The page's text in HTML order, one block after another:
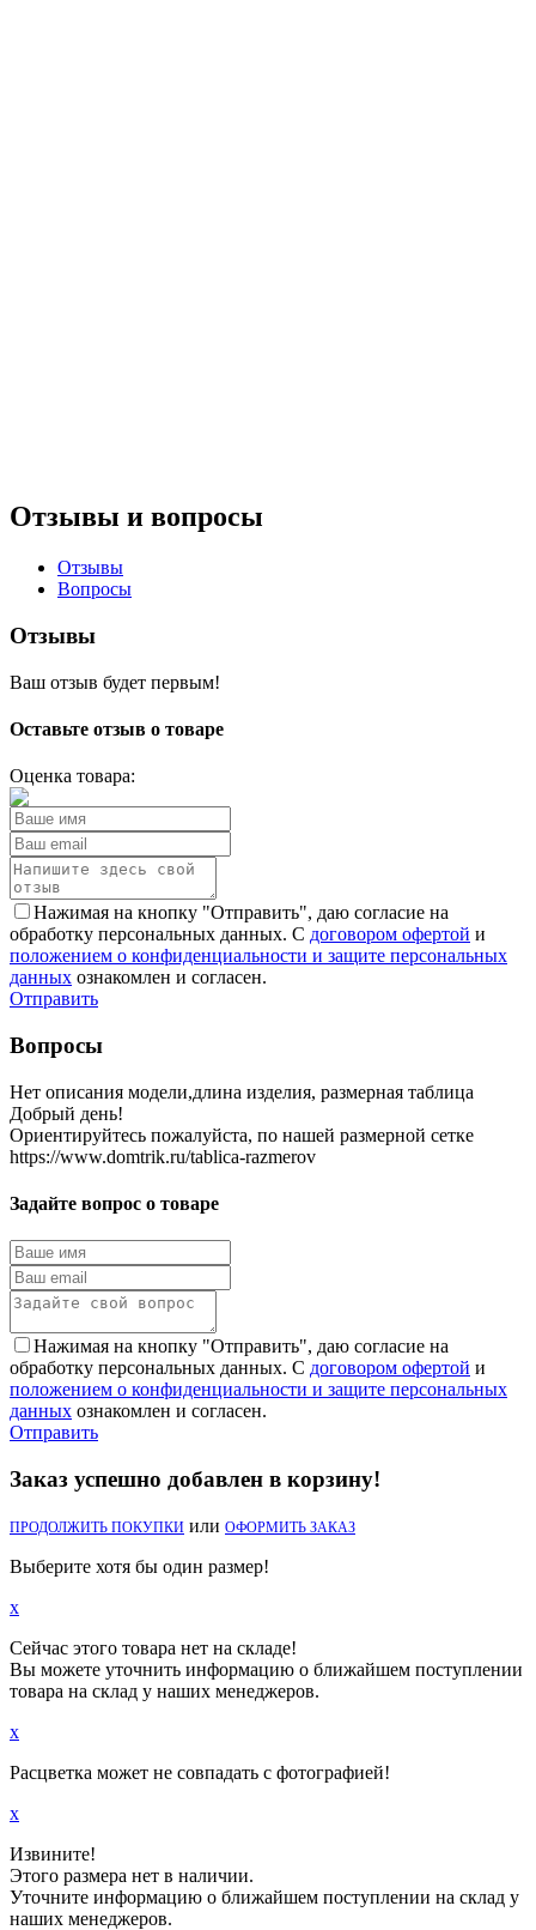
Отзывы и вопросы
Отзывы
Вопросы
Отзывы
Ваш отзыв будет первым!
Оставьте отзыв о товаре
Оценка товара:
Нажимая на кнопку "Отправить", даю согласие на
обработку персональных данных. С договором офертой и
положением о конфиденциальности и защите персональных
данных ознакомлен и согласен.
Отправить
Вопросы
Нет описания модели,длина изделия, размерная таблица
Добрый день!
Ориентируйтесь пожалуйста, по нашей размерной сетке
https://www.domtrik.ru/tablica-razmerov
Задайте вопрос о товаре
Нажимая на кнопку "Отправить", даю согласие на
обработку персональных данных. С договором офертой и
положением о конфиденциальности и защите персональных
данных ознакомлен и согласен.
Отправить
Заказ успешно добавлен в корзину!
ПРОДОЛЖИТЬ ПОКУПКИ или ОФОРМИТЬ ЗАКАЗ
Выберите хотя бы один размер!
x
Сейчас этого товара нет на складе!
Вы можете уточнить информацию о ближайшем поступлении
товара на склад у наших менеджеров.
x
Расцветка может не совпадать с фотографией!
x
Извините!
Этого размера нет в наличии.
Уточните информацию о ближайшем поступлении на склад у
наших менеджеров.